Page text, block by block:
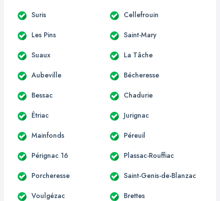
Suris Cellefrouin
Les Pins Saint-Mary
Suaux La Tâche
Aubeville Bécheresse
Bessac Chadurie
Étriac Jurignac
Mainfonds Péreuil
Pérignac 16 Plassac-Rouffiac
Porcheresse Saint-Genis-de-Blanzac
Voulgézac Brettes